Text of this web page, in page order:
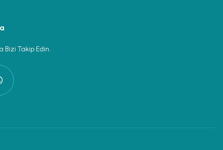
Bizi Takip Edin.